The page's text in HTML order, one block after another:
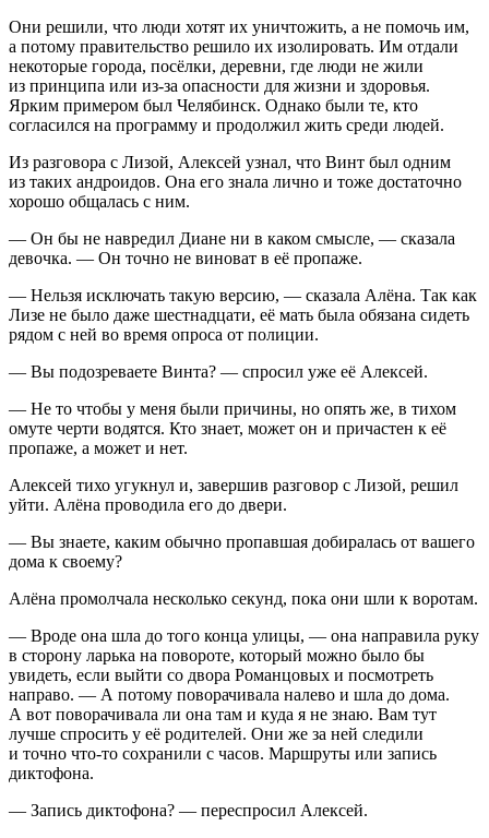
Они решили, что люди хотят их уничтожить, а не помочь им,
а потому правительство решило их изолировать. Им отдали
некоторые города, посёлки, деревни, где люди не жили
из принципа или из-за опасности для жизни и здоровья.
Ярким примером был Челябинск. Однако были те, кто
согласился на программу и продолжил жить среди людей.
Из разговора с Лизой, Алексей узнал, что Винт был одним
из таких андроидов. Она его знала лично и тоже достаточно
хорошо общалась с ним.
— Он бы не навредил Диане ни в каком смысле, — сказала
девочка. — Он точно не виноват в её пропаже.
— Нельзя исключать такую версию, — сказала Алёна. Так как
Лизе не было даже шестнадцати, её мать была обязана сидеть
рядом с ней во время опроса от полиции.
— Вы подозреваете Винта? — спросил уже её Алексей.
— Не то чтобы у меня были причины, но опять же, в тихом
омуте черти водятся. Кто знает, может он и причастен к её
пропаже, а может и нет.
Алексей тихо угукнул и, завершив разговор с Лизой, решил
уйти. Алёна проводила его до двери.
— Вы знаете, каким обычно пропавшая добиралась от вашего
дома к своему?
Алёна промолчала несколько секунд, пока они шли к воротам.
— Вроде она шла до того конца улицы, — она направила руку
в сторону ларька на повороте, который можно было бы
увидеть, если выйти со двора Романцовых и посмотреть
направо. — А потому поворачивала налево и шла до дома.
А вот поворачивала ли она там и куда я не знаю. Вам тут
лучше спросить у её родителей. Они же за ней следили
и точно что-то сохранили с часов. Маршруты или запись
диктофона.
— Запись диктофона? — переспросил Алексей.